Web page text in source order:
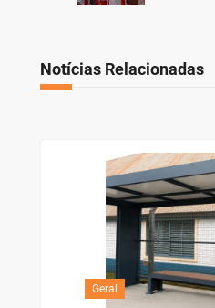
Notícias Relacionadas
Geral